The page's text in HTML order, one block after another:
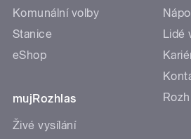
Komunální volby
Stanice
eShop
mujRozhlas
Živé vysílání
Lidé